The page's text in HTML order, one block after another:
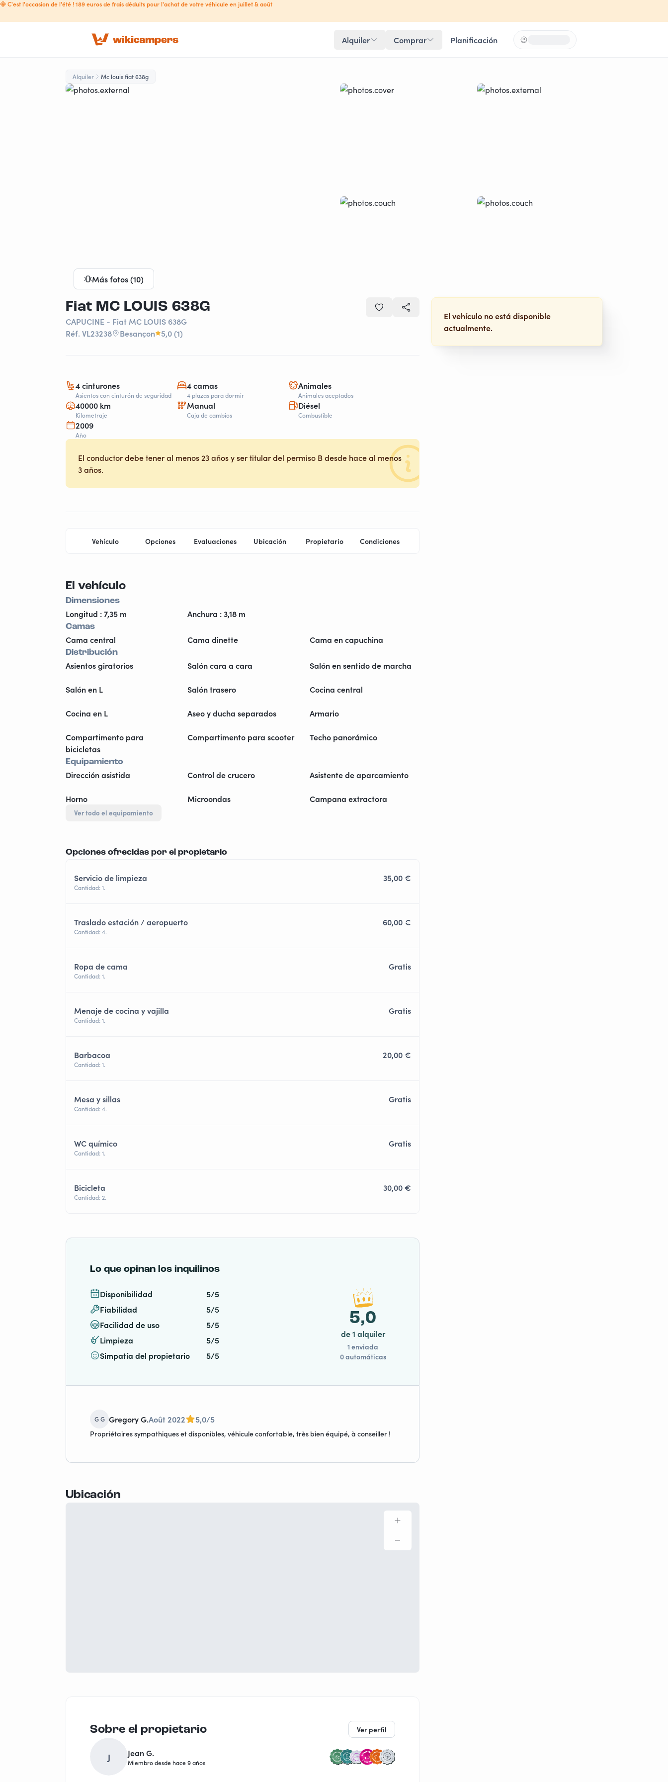
🌞 C'est l'occasion de l'été ! 189 euros de frais déduits pour l'achat de votre véhicule en juillet & août
Alquiler Comprar Planificación Loading...
Alquiler Mc louis fiat 638g
Más fotos (10)
Fiat MC LOUIS 638G
CAPUCINE - Fiat MC LOUIS 638G
Réf. VL23238
Besançon 5,0 (1)
4 cinturones
Asientos con cinturón de seguridad
4 camas
4 plazas para dormir
Animales
Animales aceptados
40000 km
Kilometraje
Manual
Caja de cambios
Diésel
Combustible
2009
Año
El conductor debe tener al menos 23 años y ser titular del permiso B desde hace al menos
3 años.
Vehículo Opciones Evaluaciones Ubicación Propietario Condiciones
El vehículo
Dimensiones
Longitud : 7,35 m Anchura : 3,18 m
Camas
Cama central Cama dinette Cama en capuchina
Distribución
Asientos giratorios Salón cara a cara Salón en sentido de marcha
Salón en L Salón trasero Cocina central
Cocina en L Aseo y ducha separados Armario
Compartimento para
bicicletas
Compartimento para scooter Techo panorámico
Equipamiento
Dirección asistida Control de crucero Asistente de aparcamiento
Horno Microondas Campana extractora
Ver todo el equipamiento
Opciones ofrecidas por el propietario
Servicio de limpieza 35,00 €
Cantidad: 1.
Traslado estación / aeropuerto 60,00 €
Cantidad: 4.
Ropa de cama Gratis
Cantidad: 1.
Menaje de cocina y vajilla Gratis
Cantidad: 1.
Barbacoa 20,00 €
Cantidad: 1.
Mesa y sillas Gratis
Cantidad: 4.
WC químico Gratis
Cantidad: 1.
Bicicleta 30,00 €
Cantidad: 2.
Lo que opinan los inquilinos
Disponibilidad
5/5
Fiabilidad
5/5
Facilidad de uso
5/5
Limpieza
5/5
Simpatía del propietario
5/5
5,0
de 1 alquiler
1 enviada
0 automáticas
G G Gregory G.Août 2022 5,0/5
Propriétaires sympathiques et disponibles, véhicule confortable, très bien équipé, à conseiller !
Ubicación
Sobre el propietario Ver perfil
J Jean G.
Miembro desde hace 9 años
El vehículo no está disponible
actualmente.